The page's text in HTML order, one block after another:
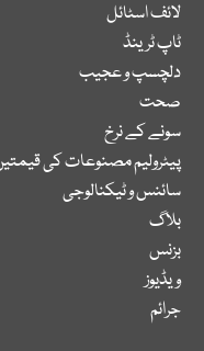
لائف اسٹائل
ٹاپ ٹرینڈ
دلچسپ و عجیب
صحت
سونے کے نرخ
پیٹرولیم مصنوعات کی
سائنس و ٹیکنالوجی
بلاگ
بزنس
ویڈیوز
جرائم